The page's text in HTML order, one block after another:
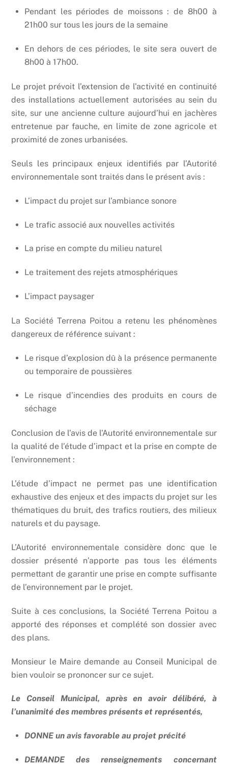
Pendant les périodes de moissons : de 8h00 à
21h00 sur tous les jours de la semaine
En dehors de ces périodes, le site sera ouvert de
8h00 à 17h00.
Le projet prévoit l’extension de l’activité en continuité
des installations actuellement autorisées au sein du
site, sur une ancienne culture aujourd’hui en jachères
entretenue par fauche, en limite de zone agricole et
proximité de zones urbanisées.
Seuls les principaux enjeux identifiés par l’Autorité
environnementale sont traités dans le présent avis :
L’impact du projet sur l’ambiance sonore
Le trafic associé aux nouvelles activités
La prise en compte du milieu naturel
Le traitement des rejets atmosphériques
L’impact paysager
La Société Terrena Poitou a retenu les phénomènes
dangereux de référence suivant :
Le risque d’explosion dû à la présence permanente
ou temporaire de poussières
Le risque d’incendies des produits en cours de
séchage
Conclusion de l’avis de l’Autorité environnementale sur
la qualité de l’étude d’impact et la prise en compte de
l’environnement :
L’étude d’impact ne permet pas une identification
exhaustive des enjeux et des impacts du projet sur les
thématiques du bruit, des trafics routiers, des milieux
naturels et du paysage.
L’Autorité environnementale considère donc que le
dossier présenté n’apporte pas tous les éléments
permettant de garantir une prise en compte suffisante
de l’environnement par le projet.
Suite à ces conclusions, la Société Terrena Poitou a
apporté des réponses et complété son dossier avec
des plans.
Monsieur le Maire demande au Conseil Municipal de
bien vouloir se prononcer sur ce sujet.
Le Conseil Municipal, après en avoir délibéré, à
l’unanimité des membres présents et représentés,
DONNE un avis favorable au projet précité
DEMANDE des renseignements concernant